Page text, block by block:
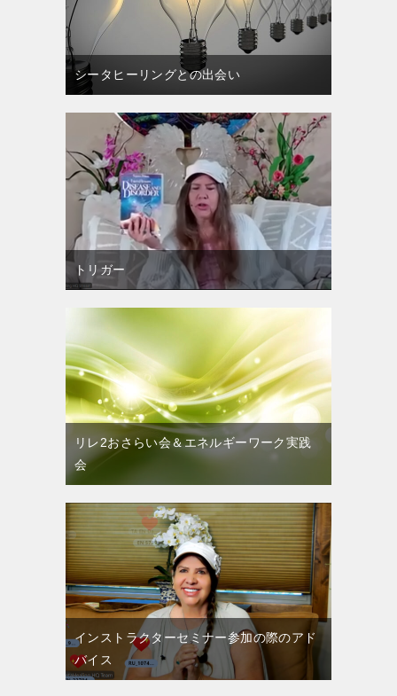
シータヒーリングとの出会い
トリガー
リレ2おさらい会＆エネルギーワーク実践
会
インストラクターセミナー参加の際のアド
バイス